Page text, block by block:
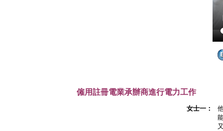
僱用註冊電業承辦商進行電力工作
女士一：